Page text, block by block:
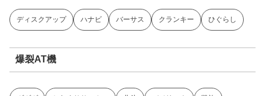
ディスクアップ ハナビ バーサス クランキー ひぐらし
爆裂AT機